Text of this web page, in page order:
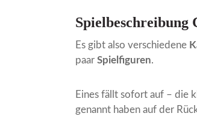
Spielbeschreibung
Es gibt also verschiedene
paarSpielfiguren.
Eines fällt sofort auf – die
genannt haben auf der